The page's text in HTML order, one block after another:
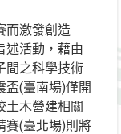
而激發創造
述活動，藉由
間之科學技術
盃(臺南場)僅開
土木營建相關
賽(臺北場)則將